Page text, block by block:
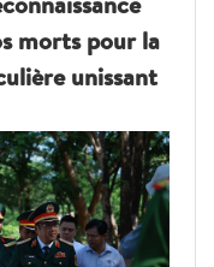
morts pour la
unissant